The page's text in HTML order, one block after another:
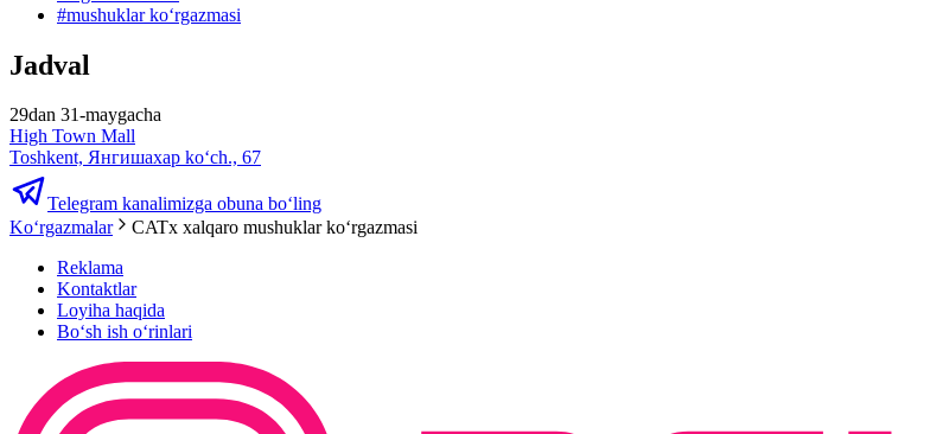
#mushuklar koʻrgazmasi
Jadval
29dan 31-maygacha
High Town Mall
Toshkent, Янгишахар ko‘ch., 67
Telegram kanalimizga obuna bo‘ling
Ko‘rgazmalar
CATx xalqaro mushuklar koʻrgazmasi
Reklama
Kontaktlar
Loyiha haqida
Bo‘sh ish o‘rinlari